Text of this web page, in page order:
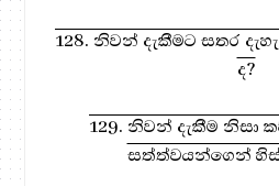
128. නිවන් දැකීමට සතර
ද?
129. නිවන් දැකීම නිසා
සත්ත්වයන්ගෙන් හිස්